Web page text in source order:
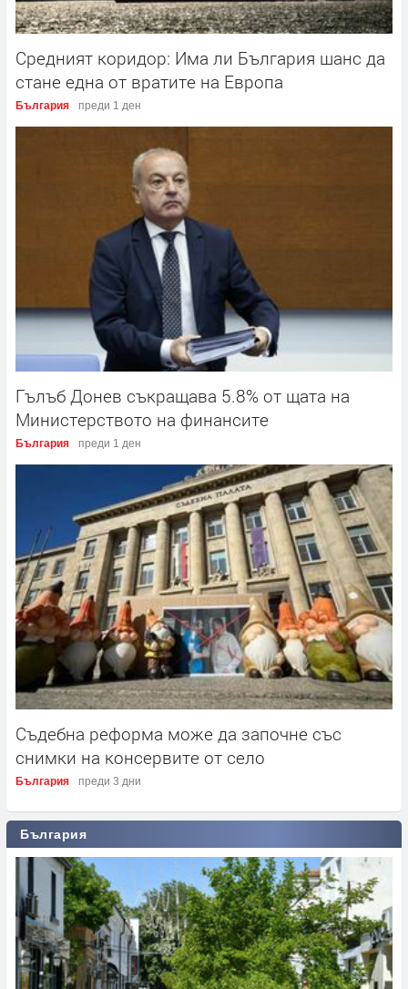
Средният коридор: Има ли България шанс да
стане една от вратите на Европа
България преди 1 ден
Гълъб Донев съкращава 5.8% от щата на
Министерството на финансите
България преди 1 ден
Съдебна реформа може да започне със
снимки на консервите от село
България преди 3 дни
България